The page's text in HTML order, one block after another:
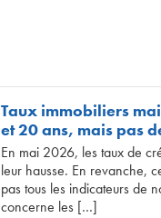
Taux immobiliers
et 20 ans, mais pas
En mai 2026, les taux de
leur hausse. En revanche,
pas tous les indicateurs de
concerne les […]